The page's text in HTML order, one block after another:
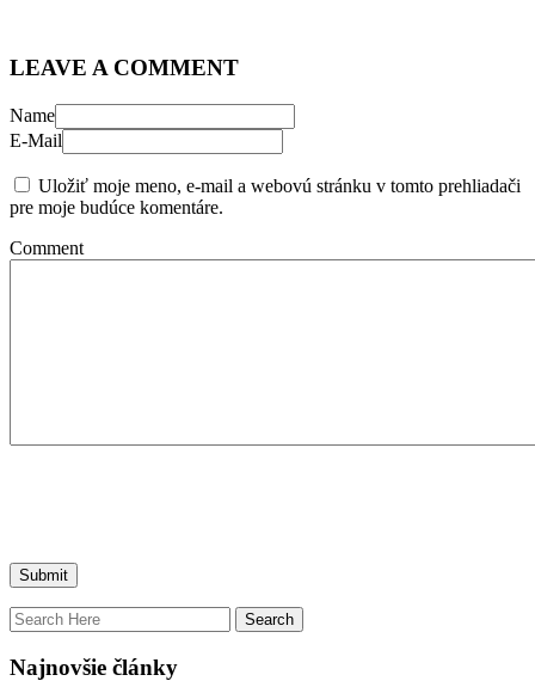
LEAVE A COMMENT
Name
E-Mail
Uložiť moje meno, e-mail a webovú stránku v tomto prehliadači
pre moje budúce komentáre.
Comment
Najnovšie články